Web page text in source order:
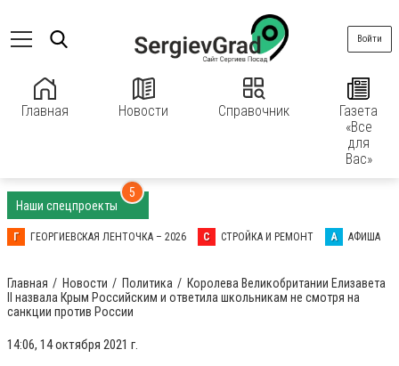
Главная Новости Справочник
Газета
«Все
для
Вас»
Войти
Наши спецпроекты
5
Г ГЕОРГИЕВСКАЯ ЛЕНТОЧКА – 2026 С СТРОЙКА И РЕМОНТ А АФИША
Главная Новости Политика
Королева Великобритании Елизавета
II назвала Крым Российским и ответила школьникам не смотря на
санкции против России
14:06, 14 октября 2021 г.